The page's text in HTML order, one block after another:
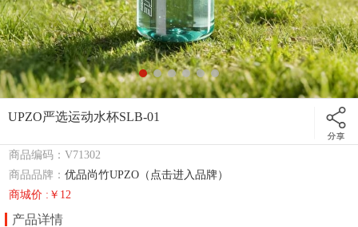
UPZO严选运动水杯SLB-01
商品编码：V71302
商品品牌：优品尚竹UPZO（点击进入品牌）
商城价 :￥12
产品详情